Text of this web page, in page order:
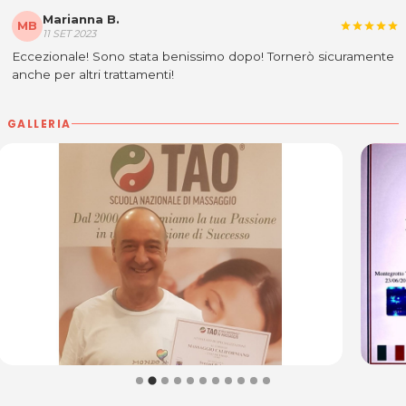
MB Marianna B.
11 SET 2023
starstarstarstarstar
Eccezionale! Sono stata benissimo dopo! Tornerò sicuramente
anche per altri trattamenti!
GALLERIA